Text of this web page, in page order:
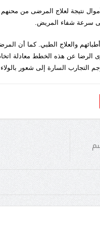
نتيجة لعلاج المرضى من محنهم
سرعة شفاء المريض.
والعلاج الطبي. كما أن
عن هذه الخطط معادلة
السارة إلى شعور بالولاء